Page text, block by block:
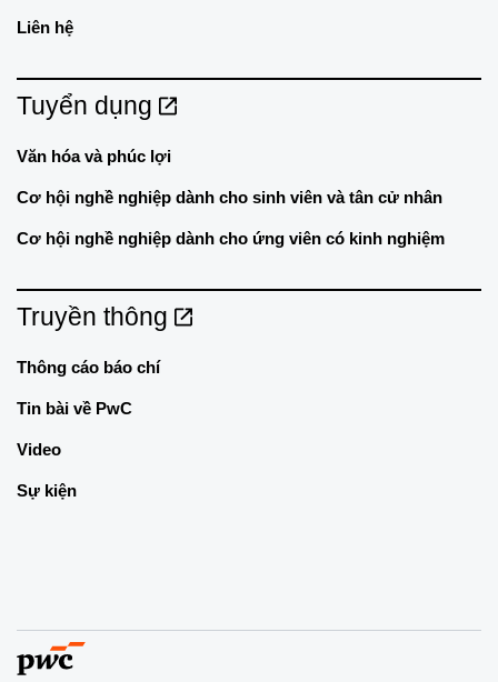
Liên hệ
Tuyển dụng
Văn hóa và phúc lợi
Cơ hội nghề nghiệp dành cho sinh viên và tân cử nhân
Cơ hội nghề nghiệp dành cho ứng viên có kinh nghiệm
Truyền thông
Thông cáo báo chí
Tin bài về PwC
Video
Sự kiện